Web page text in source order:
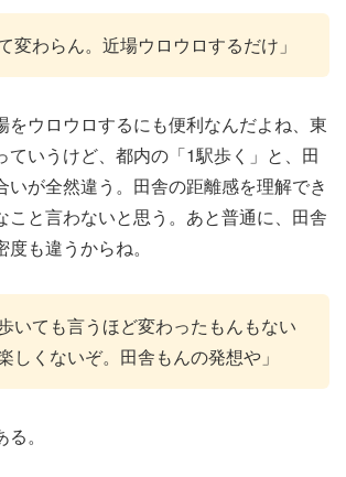
変わらん。近場ウロウロするだけ」
をウロウロするにも便利なんだよね、東
ていうけど、都内の「1駅歩く」と、田
いが全然違う。田舎の距離感を理解でき
こと言わないと思う。あと普通に、田舎
も違うからね。
いても言うほど変わったもんもない
しくないぞ。田舎もんの発想や」
。